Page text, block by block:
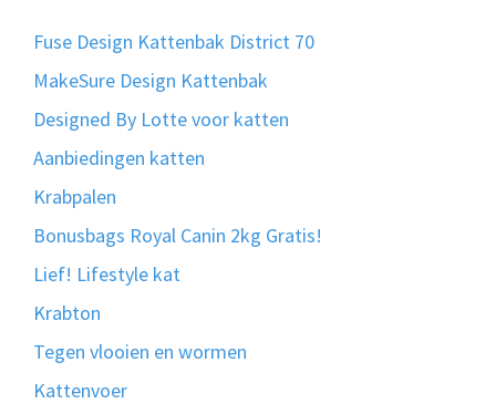
Fuse Design Kattenbak District 70
MakeSure Design Kattenbak
Designed By Lotte voor katten
Aanbiedingen katten
Krabpalen
Bonusbags Royal Canin 2kg Gratis!
Lief! Lifestyle kat
Krabton
Tegen vlooien en wormen
Kattenvoer